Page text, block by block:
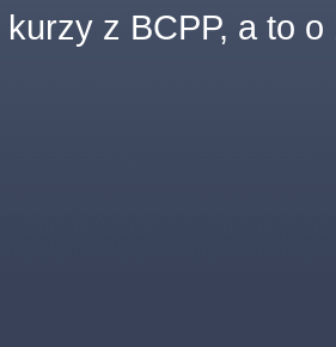
kurzy z BCPP, a to o